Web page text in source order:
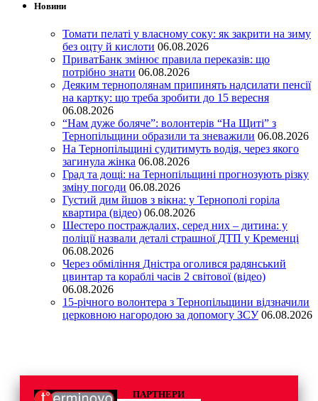
Новини
Томати пелаті у власному соку: як закрити на зиму
без оцту й кислоти 06.08.2026
ПриватБанк змінює правила переказів: що
потрібно знати 06.08.2026
Деяким тернополянам припинять надсилати пенсії
на картку: що треба зробити до 15 вересня
06.08.2026
“Нам дуже боляче”: волонтерів “На Щиті” з
Тернопільщини образили та зневажили 06.08.2026
На Тернопільщині судитимуть водія, через якого
загинула жінка 06.08.2026
Град та дощі: на Тернопільщині прогнозують різку
зміну погоди 06.08.2026
Густий дим йшов з вікна: у Тернополі горіла
квартира (відео) 06.08.2026
Шестеро постраждалих, серед них – дитина: у
поліції назвали деталі страшної ДТП у Кременці
06.08.2026
Через обміління Дністра оголився радянський
цвинтар та кораблі часів 2 світової (відео)
06.08.2026
15-річного волонтера з Тернопільщини відзначили
церковною нагородою за допомогу ЗСУ 06.08.2026
ПАРТНЕРИ